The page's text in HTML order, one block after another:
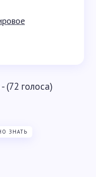
(72 голоса)
ЗНАТЬ